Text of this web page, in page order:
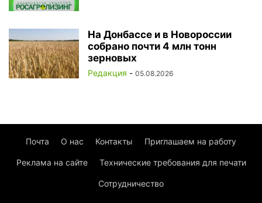
На Донбассе и в Новороссии
собрано почти 4 млн тонн
зерновых
Редакция - 05.08.2026
Почта О нас Контакты Приглашаем на работу
Реклама на сайте Технические требования для печати
Сотрудничество